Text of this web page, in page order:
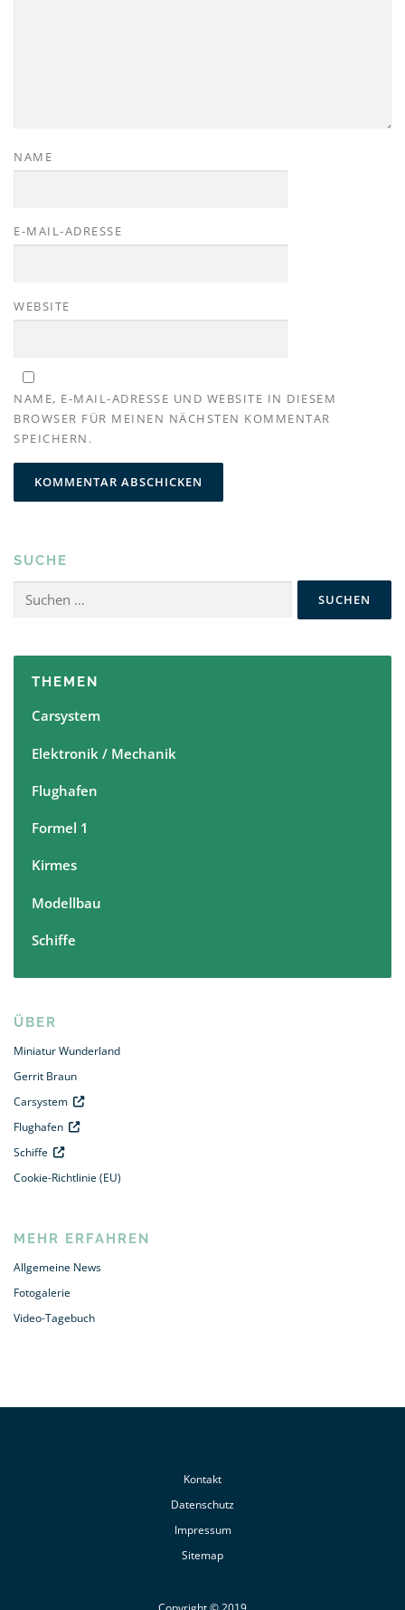
NAME
E-MAIL-ADRESSE
WEBSITE
NAME, E-MAIL-ADRESSE UND WEBSITE IN DIESEM
BROWSER FÜR MEINEN NÄCHSTEN KOMMENTAR
SPEICHERN.
SUCHE
nach:
THEMEN
Carsystem
Elektronik / Mechanik
Flughafen
Formel 1
Kirmes
Modellbau
Schiffe
ÜBER
Miniatur Wunderland
Gerrit Braun
Carsystem
Flughafen
Schiffe
Cookie-Richtlinie (EU)
MEHR ERFAHREN
Allgemeine News
Fotogalerie
Video-Tagebuch
Kontakt
Datenschutz
Impressum
Sitemap